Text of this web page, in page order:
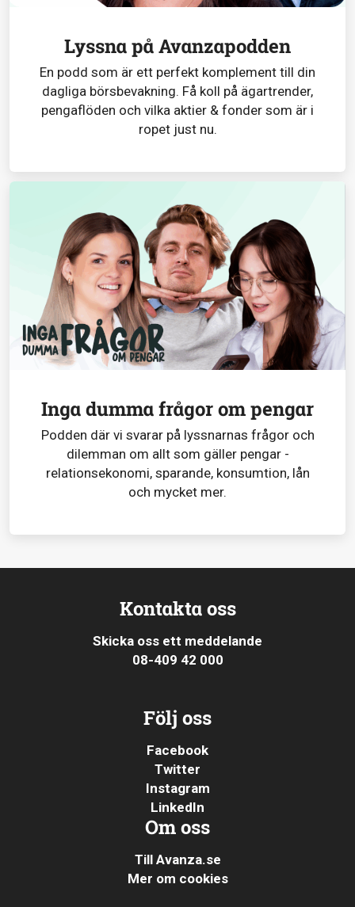
Lyssna på Avanzapodden
En podd som är ett perfekt komplement till din
dagliga börsbevakning. Få koll på ägartrender,
pengaflöden och vilka aktier & fonder som är i
ropet just nu.
Inga dumma frågor om pengar
Podden där vi svarar på lyssnarnas frågor och
dilemman om allt som gäller pengar -
relationsekonomi, sparande, konsumtion, lån
och mycket mer.
Kontakta oss
Skicka oss ett meddelande
08-409 42 000
Följ oss
Facebook
Twitter
Instagram
LinkedIn
Om oss
Till Avanza.se
Mer om cookies